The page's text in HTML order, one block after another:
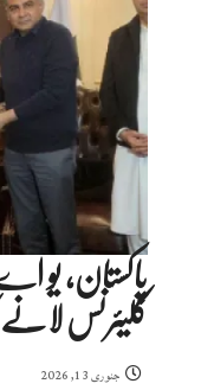
پاکستان، یو
کلیئرنس لانے
جنوری 13, 2026